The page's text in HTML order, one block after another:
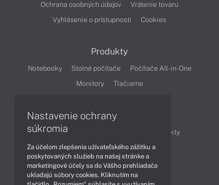
Ochrana osobných údajov
Vrátenie tovaru
Vyhlásenie o prístupnosti
Cookies
Produkty
Notebooky Stolné počítače
Počítače All-in-One
Monitory
Tlačiarne
Články
Obchodné informácie
Produkty
Technológie
Videá
Obsah
Nastavenie ochrany
súkromia
Za účelom zlepšenia užívateľského zážitku a
poskytovaných služieb na našej stránke a
marketingové účely sa do Vášho prehliadača
ukladajú súbory cookies. Kliknutím na